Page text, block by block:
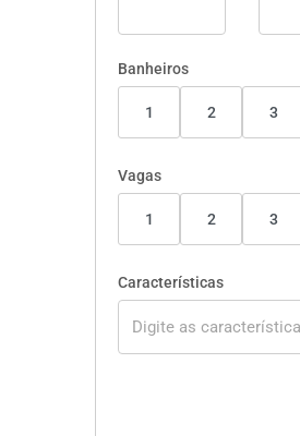
Banheiros
1 2 3
Vagas
1 2 3
Características